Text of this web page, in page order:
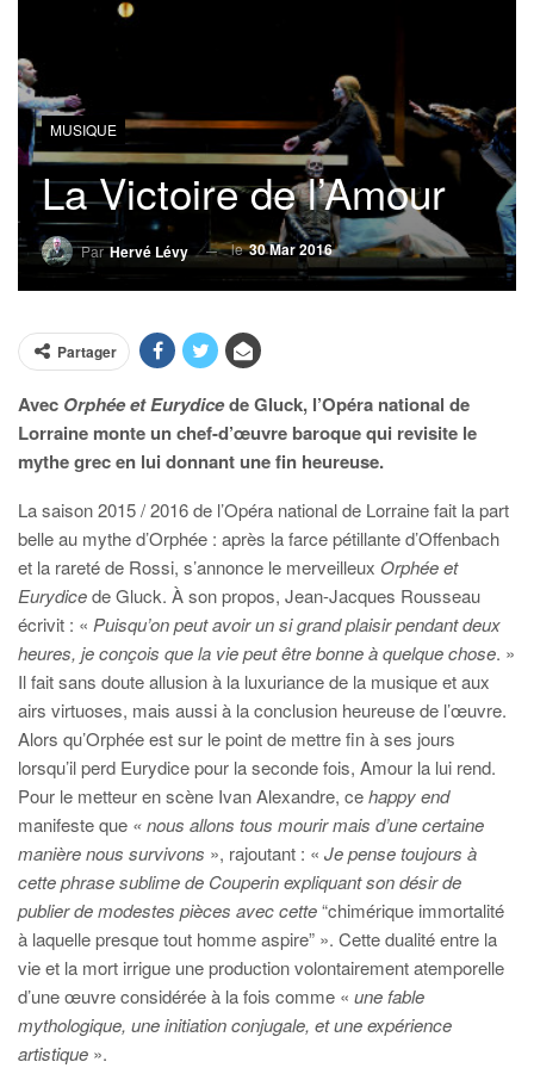
MUSIQUE
La Victoire de l’Amour
ParHervé Lévy le30 Mar 2016
Partager
Avec Orphée et Eurydicede Gluck, l’Opéra national de
Lorraine monte un chef-d’œuvre baroque qui revisite le
mythe grec en lui donnant une fin heureuse.
La saison 2015 / 2016 de l’Opéra national de Lorraine fait la part
belle au mythe d’Orphée : après la farce pétillante d’Offenbach
et la rareté de Rossi, s’annonce le merveilleux Orphée et
Eurydicede Gluck. À son propos, Jean-Jacques Rousseau
écrivit : « Puisqu’on peut avoir un si grand plaisir pendant deux
heures, je conçois que la vie peut être bonne à quelque chose. »
Il fait sans doute allusion à la luxuriance de la musique et aux
airs virtuoses, mais aussi à la conclusion heureuse de l’œuvre.
Alors qu’Orphée est sur le point de mettre fin à ses jours
lorsqu’il perd Eurydice pour la seconde fois, Amour la lui rend.
Pour le metteur en scène Ivan Alexandre, cehappy end
manifeste que « nous allons tous mourir mais d’une certaine
manière nous survivons », rajoutant : « Je pense toujours à
cette phrase sublime de Couperin expliquant son désir de
publier de modestes pièces avec cette“chimérique immortalité
à laquelle presque tout homme aspire” ». Cette dualité entre la
vie et la mort irrigue une production volontairement atemporelle
d’une œuvre considérée à la fois comme « une fable
mythologique, une initiation conjugale, et une expérience
artistique ».